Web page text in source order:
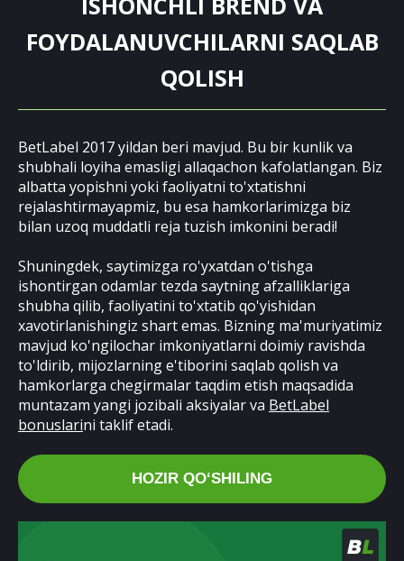
FOYDALANUVCHILARNI SAQLAB
QOLISH
BetLabel 2017 yildan beri mavjud. Bu bir kunlik va
shubhali loyiha emasligi allaqachon kafolatlangan. Biz
albatta yopishni yoki faoliyatni to'xtatishni
rejalashtirmayapmiz, bu esa hamkorlarimizga biz
bilan uzoq muddatli reja tuzish imkonini beradi!
Shuningdek, saytimizga ro'yxatdan o'tishga
ishontirgan odamlar tezda saytning afzalliklariga
shubha qilib, faoliyatini to'xtatib qo'yishidan
xavotirlanishingiz shart emas. Bizning ma'muriyatimiz
mavjud ko'ngilochar imkoniyatlarni doimiy ravishda
to'ldirib, mijozlarning e'tiborini saqlab qolish va
hamkorlarga chegirmalar taqdim etish maqsadida
muntazam yangi jozibali aksiyalar va BetLabel
bonuslarini taklif etadi.
HOZIR QOʻSHILING